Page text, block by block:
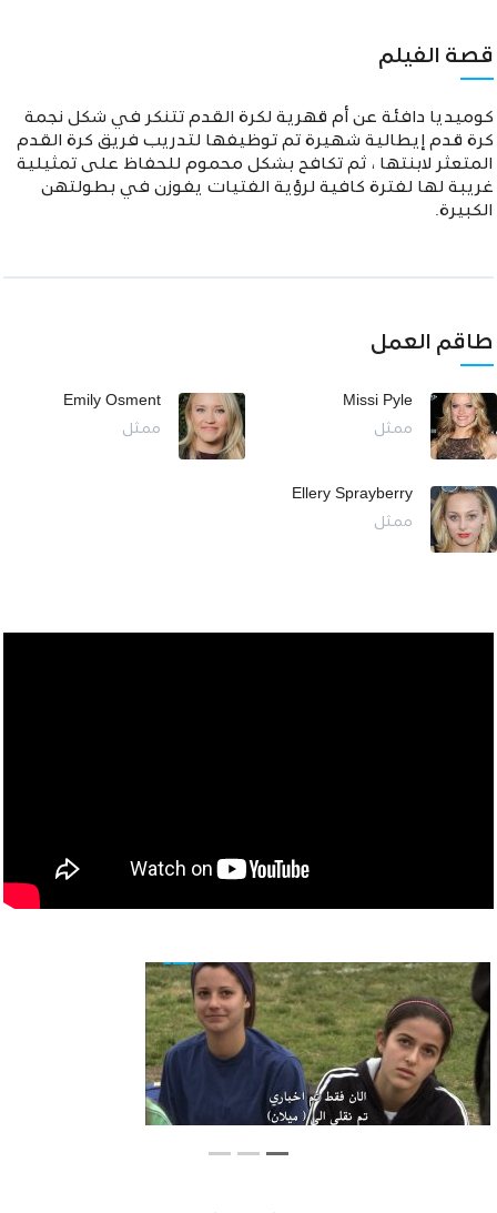
قصة الفيلم
كوميديا دافئة عن أم قهرية لكرة القدم تتنكر في شكل نجمة
كرة قدم إيطالية شهيرة تم توظيفها لتدريب فريق كرة القدم
المتعثر لابنتها ، ثم تكافح بشكل محموم للحفاظ على تمثيلية
غريبة لها لفترة كافية لرؤية الفتيات يفوزن في بطولتهن
الكبيرة.
طاقم العمل
Missi Pyle
ممثل
Emily Osment
ممثل
Ellery Sprayberry
ممثل